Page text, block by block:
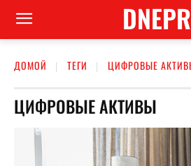
DNEPR
ДОМОЙ ТЕГИ ЦИФРОВЫЕ
ЦИФРОВЫЕ АКТИВЫ